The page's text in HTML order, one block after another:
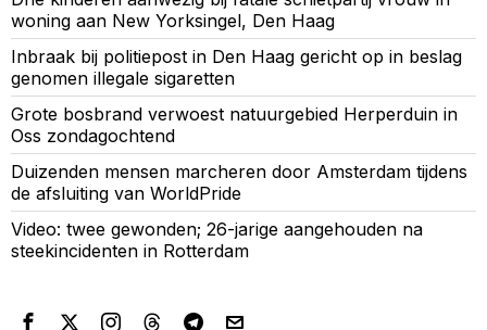
woning aan New Yorksingel, Den Haag
Inbraak bij politiepost in Den Haag gericht op in beslag
genomen illegale sigaretten
Grote bosbrand verwoest natuurgebied Herperduin in
Oss zondagochtend
Duizenden mensen marcheren door Amsterdam tijdens
de afsluiting van WorldPride
Video: twee gewonden; 26-jarige aangehouden na
steekincidenten in Rotterdam